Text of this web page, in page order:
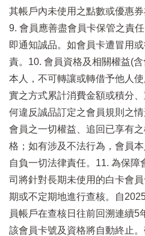
其帳戶內未使用之點數或優惠券
9. 會員應善盡會員卡保管之責
即通知誠品。如會員卡遭冒用
責。10. 會員資格及相關權益(
本人，不可轉讓或轉借予他人
實之方式累計消費金額或積分
何違反誠品訂定之會員規則之
會員之一切權益、追回已享有
格；如有涉及不法行為，會員
自負一切法律責任。11. 為保障
司將針對長期未使用的白卡會
期或不定期地進行查核。自
員帳戶在查核日往前回溯連續5
該會員卡號及資格將自動終止